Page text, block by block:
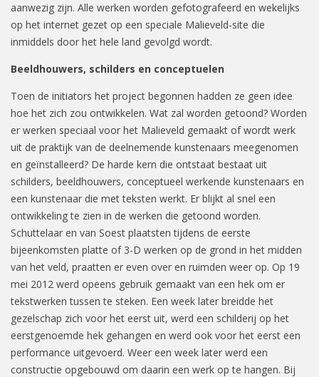
aanwezig zijn. Alle werken worden gefotografeerd en wekelijks
op het internet gezet op een speciale Malieveld-site die
inmiddels door het hele land gevolgd wordt.
Beeldhouwers, schilders en conceptuelen
Toen de initiators het project begonnen hadden ze geen idee
hoe het zich zou ontwikkelen. Wat zal worden getoond? Worden
er werken speciaal voor het Malieveld gemaakt of wordt werk
uit de praktijk van de deelnemende kunstenaars meegenomen
en geïnstalleerd? De harde kern die ontstaat bestaat uit
schilders, beeldhouwers, conceptueel werkende kunstenaars en
een kunstenaar die met teksten werkt. Er blijkt al snel een
ontwikkeling te zien in de werken die getoond worden.
Schuttelaar en van Soest plaatsten tijdens de eerste
bijeenkomsten platte of 3-D werken op de grond in het midden
van het veld, praatten er even over en ruimden weer op. Op 19
mei 2012 werd opeens gebruik gemaakt van een hek om er
tekstwerken tussen te steken. Een week later breidde het
gezelschap zich voor het eerst uit, werd een schilderij op het
eerstgenoemde hek gehangen en werd ook voor het eerst een
performance uitgevoerd. Weer een week later werd een
constructie opgebouwd om daarin een werk op te hangen. Bij